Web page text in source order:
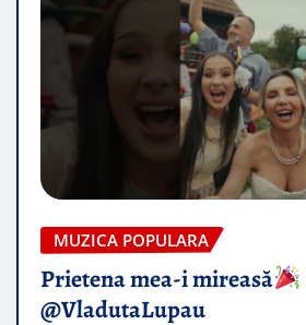
MUZICA POPULARA
Prietena mea-i mireasă​
@VladutaLupau